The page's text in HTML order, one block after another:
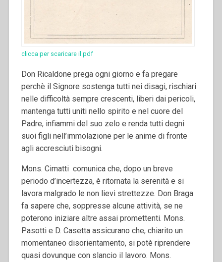
clicca per scaricare il pdf
Don Ricaldone prega ogni giorno e fa pregare
perchè il Signore sostenga tutti nei disagi, rischiari
nelle difficoltà sempre crescenti, liberi dai pericoli,
mantenga tutti uniti nello spirito e nel cuore del
Padre, infiammi del suo zelo e renda tutti degni
suoi figli nell’immolazione per le anime di fronte
agli accresciuti bisogni.
Mons. Cimatti comunica che, dopo un breve
periodo d’incertezza, è ritornata la serenità e si
lavora malgrado le non lievi strettezze. Don Braga
fa sapere che, soppresse alcune attività, se ne
poterono iniziare altre assai promettenti. Mons.
Pasotti e D. Casetta assicurano che, chiarito un
momentaneo disorientamento, si potè riprendere
quasi dovunque con slancio il lavoro. Mons.